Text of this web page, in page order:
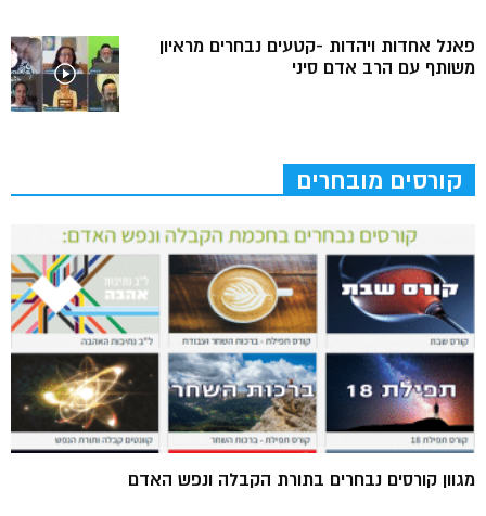
פאנל אחדות ויהדות -קטעים נבחרים מראיון
משותף עם הרב אדם סיני
קורסים מובחרים
מגוון קורסים נבחרים בתורת הקבלה ונפש האדם